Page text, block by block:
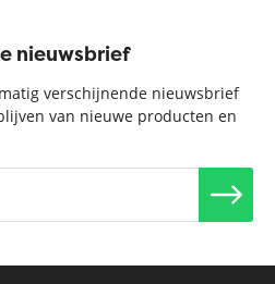
nieuwsbrief
verschijnende nieuwsbrief
van nieuwe producten en